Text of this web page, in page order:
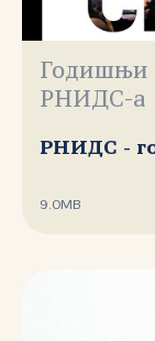
Годишњи
РНИДС-а
РНИДС -
9.0MB